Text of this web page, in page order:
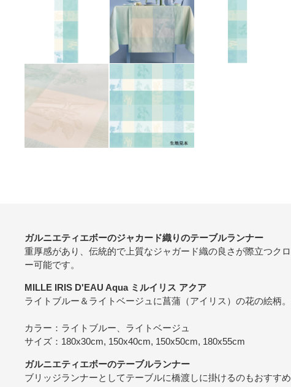
ガルニエティエボーのジャカード織りのテーブルランナー
重厚感があり、伝統的で上質なジャガード織の良さが際立つク
ー可能です。
MILLE IRIS D'EAU Aqua ミルイリス アクア
ライトブルー＆ライトベージュに菖蒲（アイリス）の花の絵柄
カラー：ライトブルー、ライトベージュ
サイズ：180x30cm, 150x40cm, 150x50cm, 180x55cm
ガルニエティエボーのテーブルランナー
ブリッジランナーとしてテーブルに橋渡しに掛けるのもおすす